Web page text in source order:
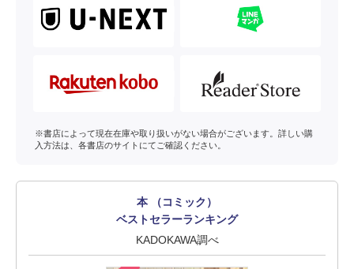
※書店によって現在在庫や取り扱いがない場合がございます。詳しい購
入方法は、各書店のサイトにてご確認ください。
本 （コミック）
ベストセラーランキング
KADOKAWA調べ